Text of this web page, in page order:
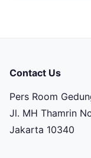
Contact Us
Pers Room
Jl. MH Thamrin
Jakarta 10340